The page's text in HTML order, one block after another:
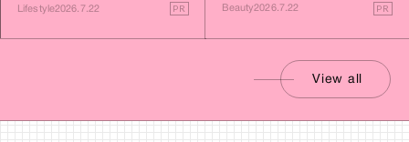
Lifestyle2026.7.22 PR Beauty2026.7.22 PR
View all